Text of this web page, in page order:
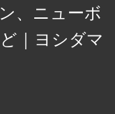
、ニューボ
｜ヨシダマ